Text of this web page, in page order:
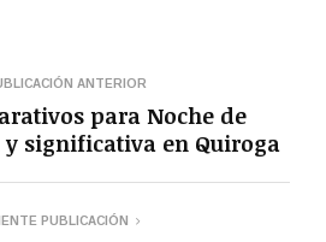
ANTERIOR
para Noche de
significativa en Quiroga
PUBLICACIÓN